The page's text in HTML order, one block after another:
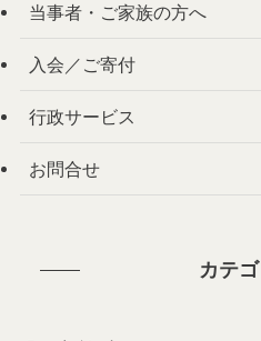
当事者・ご家族の方へ
入会／ご寄付
行政サービス
お問合せ
カテ